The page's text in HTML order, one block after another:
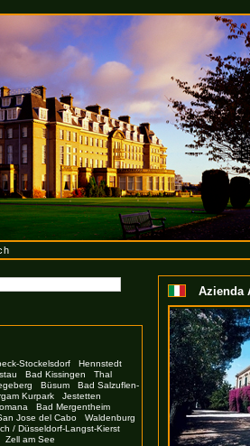
Stockelsdorf
Hennstedt
Bad Kissingen
Thal
Büsum
Bad Salzuflen-
Kurpark
Jestetten
Bad Mergentheim
Jose del Cabo
Waldenburg
/ Düsseldorf-Langst-Kierst
Zell am See
Azienda